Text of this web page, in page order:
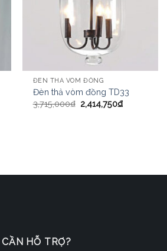
ĐÈN THẢ VÒM ĐỒNG
Đèn thả vòm đồng TD33
3,715,000₫ 2,414,750₫
CẦN HỖ TRỢ?